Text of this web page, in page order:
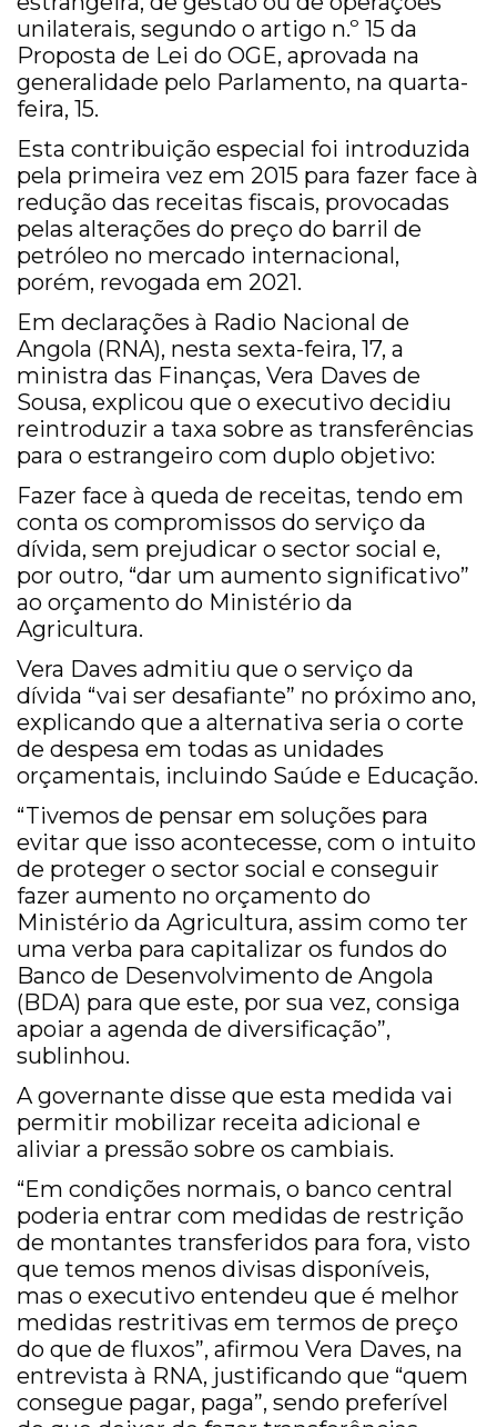
unilaterais, segundo o artigo n.º 15 da
Proposta de Lei do OGE, aprovada na
generalidade pelo Parlamento, na quarta-
feira, 15.
Esta contribuição especial foi introduzida
pela primeira vez em 2015 para fazer face à
redução das receitas fiscais, provocadas
pelas alterações do preço do barril de
petróleo no mercado internacional,
porém, revogada em 2021.
Em declarações à Radio Nacional de
Angola (RNA), nesta sexta-feira, 17, a
ministra das Finanças, Vera Daves de
Sousa, explicou que o executivo decidiu
reintroduzir a taxa sobre as transferências
para o estrangeiro com duplo objetivo:
Fazer face à queda de receitas, tendo em
conta os compromissos do serviço da
dívida, sem prejudicar o sector social e,
por outro, “dar um aumento significativo”
ao orçamento do Ministério da
Agricultura.
Vera Daves admitiu que o serviço da
dívida “vai ser desafiante” no próximo ano,
explicando que a alternativa seria o corte
de despesa em todas as unidades
orçamentais, incluindo Saúde e Educação.
“Tivemos de pensar em soluções para
evitar que isso acontecesse, com o intuito
de proteger o sector social e conseguir
fazer aumento no orçamento do
Ministério da Agricultura, assim como ter
uma verba para capitalizar os fundos do
Banco de Desenvolvimento de Angola
(BDA) para que este, por sua vez, consiga
apoiar a agenda de diversificação”,
sublinhou.
A governante disse que esta medida vai
permitir mobilizar receita adicional e
aliviar a pressão sobre os cambiais.
“Em condições normais, o banco central
poderia entrar com medidas de restrição
de montantes transferidos para fora, visto
que temos menos divisas disponíveis,
mas o executivo entendeu que é melhor
medidas restritivas em termos de preço
do que de fluxos”, afirmou Vera Daves, na
entrevista à RNA, justificando que “quem
consegue pagar, paga”, sendo preferível